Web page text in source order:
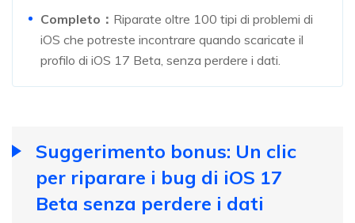
Completo： Riparate oltre 100 tipi di problemi di
iOS che potreste incontrare quando scaricate il
profilo di iOS 17 Beta, senza perdere i dati.
Suggerimento bonus: Un clic
per riparare i bug di iOS 17
Beta senza perdere i dati